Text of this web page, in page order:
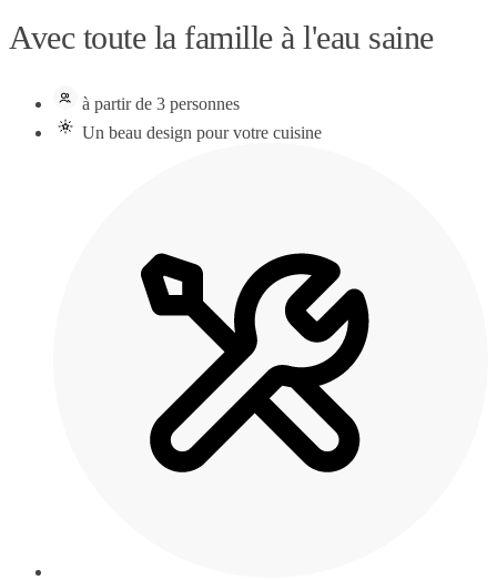
Avec toute la famille à l'eau saine
à partir de 3 personnes
Un beau design pour votre cuisine